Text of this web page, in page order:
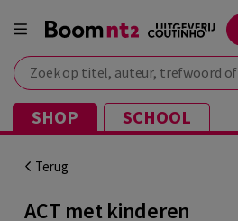
Zoek op titel, auteur, trefwoord of ISBN
SHOP SCHOOL
Terug
ACT met kinderen